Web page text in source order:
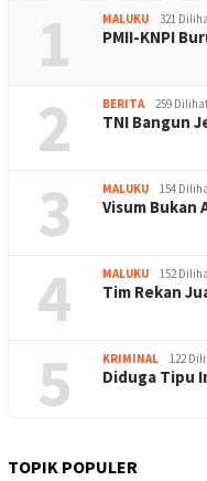
1 MALUKU 321
PMII-KNPI
2 BERITA 259
TNI Bangun
3 MALUKU 154
Visum Bukan
4 MALUKU 152
Tim Rekan
5 KRIMINAL 122
Diduga Tipu
TOPIK POPULER